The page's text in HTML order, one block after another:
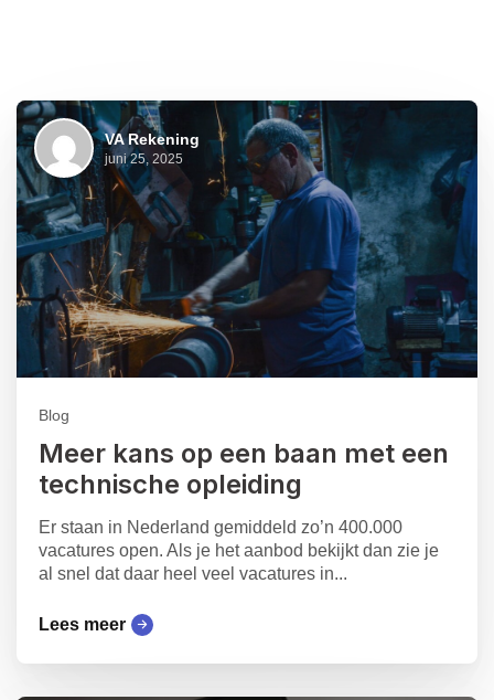
VA Rekening
juni 25, 2025
Blog
Meer kans op een baan met een
technische opleiding
Er staan in Nederland gemiddeld zo’n 400.000
vacatures open. Als je het aanbod bekijkt dan zie je
al snel dat daar heel veel vacatures in...
Lees meer